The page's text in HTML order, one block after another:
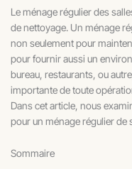
Le ménage régulier des
de nettoyage. Un ménage
non seulement pour
pour fournir aussi un
bureau, restaurants, ou
importante de toute
Dans cet article, nous
pour un ménage régulier de
Sommaire